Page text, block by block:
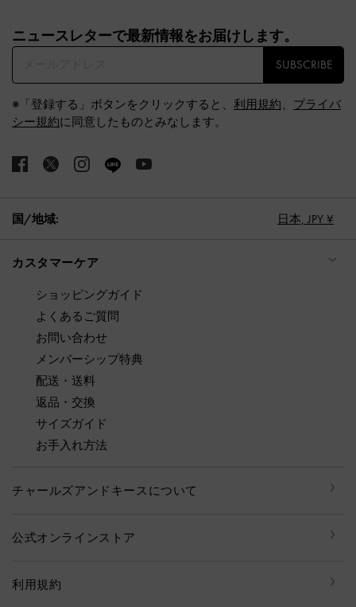
ニュースレターで最新情報をお届けします。​
SUBSCRIBE
※「登録する」ボタンをクリックすると、 利用規約、 プライバ
シー規約に同意したものとみなします。
国/地域: 日本, JPY ¥
カスタマーケア
ショッピングガイド
よくあるご質問
お問い合わせ
メンバーシップ特典
配送・送料
返品・交換
サイズガイド
お手入れ方法
チャールズアンドキースについて
公式オンラインストア
利用規約